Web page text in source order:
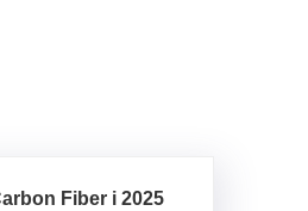
Fiber i 2025